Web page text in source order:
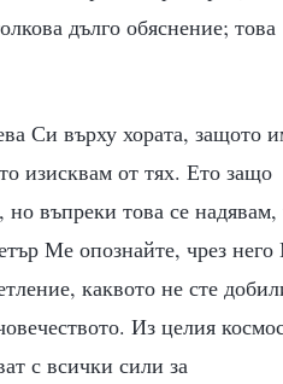
дълго обяснение; това
Си върху хората, защото
изисквам от тях. Ето защо
въпреки това се надявам,
Ме опознайте, чрез
каквото не сте
Из целия
с всички сили за